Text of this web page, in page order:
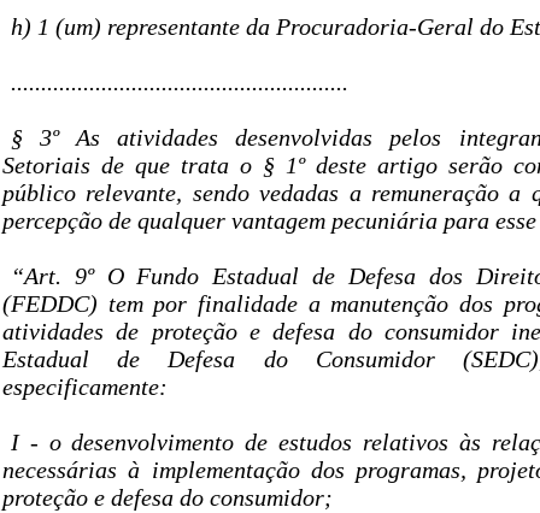
h) 1 (um) representante da Procuradoria-Geral do
........................................................
§ 3º As atividades desenvolvidas pelos
Setoriais de que trata o § 1º deste artigo serão
público relevante, sendo vedadas a remuneração
percepção de qualquer vantagem pecuniária para
“Art. 9º O Fundo Estadual de Defesa dos
(FEDDC) tem por finalidade a manutenção dos
atividades de proteção e defesa do consumidor
Estadual de Defesa do Consumidor (SEDC),
especificamente:
I - o desenvolvimento de estudos relativos às
necessárias à implementação dos programas,
proteção e defesa do consumidor;